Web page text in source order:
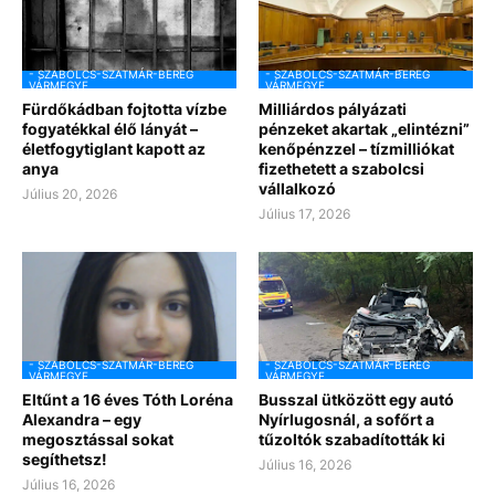
- SZABOLCS-SZATMÁR-BEREG
VÁRMEGYE
Fürdőkádban fojtotta vízbe
fogyatékkal élő lányát –
életfogytiglant kapott az
anya
Július 20, 2026
- SZABOLCS-SZATMÁR-BEREG
VÁRMEGYE
Milliárdos pályázati
pénzeket akartak „elintézni”
kenőpénzzel – tízmilliókat
fizethetett a szabolcsi
vállalkozó
Július 17, 2026
- SZABOLCS-SZATMÁR-BEREG
VÁRMEGYE
Eltűnt a 16 éves Tóth Loréna
Alexandra – egy
megosztással sokat
segíthetsz!
Július 16, 2026
- SZABOLCS-SZATMÁR-BEREG
VÁRMEGYE
Busszal ütközött egy autó
Nyírlugosnál, a sofőrt a
tűzoltók szabadították ki
Július 16, 2026